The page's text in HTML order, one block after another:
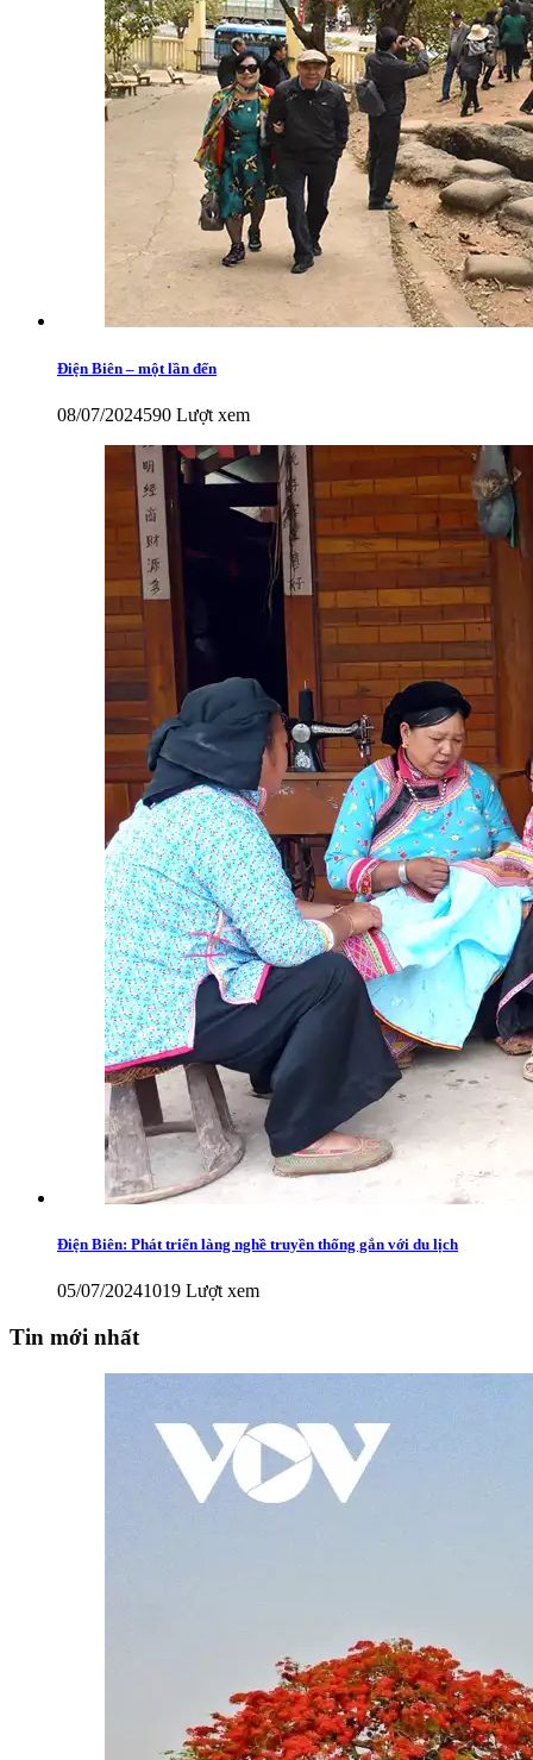
Điện Biên – một lần đến
08/07/2024590 Lượt xem
Điện Biên: Phát triển làng nghề truyền thống gắn với du lịch
05/07/20241019 Lượt xem
Tin mới nhất